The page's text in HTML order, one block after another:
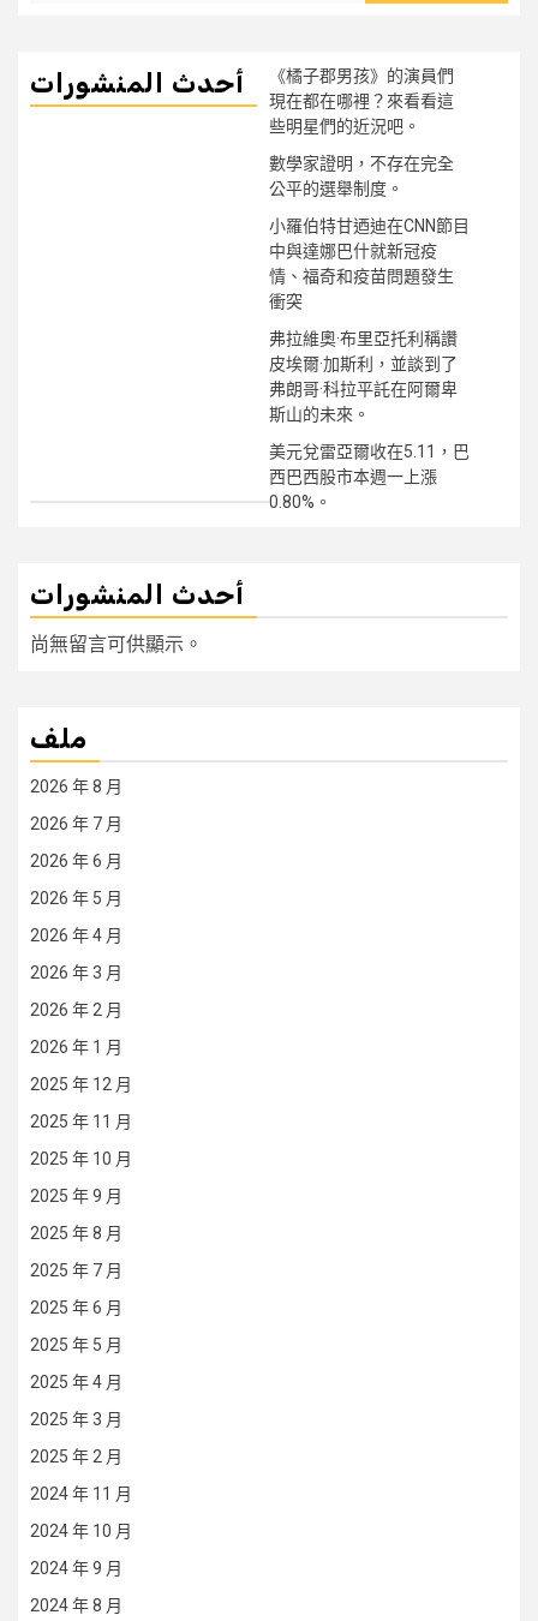
أحدث المنشورات
《橘子郡男孩》的演員們
現在都在哪裡？來看看這
些明星們的近況吧。
數學家證明，不存在完全
公平的選舉制度。
小羅伯特甘迺迪在CNN節目
中與達娜巴什就新冠疫
情、福奇和疫苗問題發生
衝突
弗拉維奧·布里亞托利稱讚
皮埃爾·加斯利，並談到了
弗朗哥·科拉平託在阿爾卑
斯山的未來。
美元兌雷亞爾收在5.11，巴
西巴西股市本週一上漲
0.80%。
أحدث المنشورات
尚無留言可供顯示。
ملف
2026 年 8 月
2026 年 7 月
2026 年 6 月
2026 年 5 月
2026 年 4 月
2026 年 3 月
2026 年 2 月
2026 年 1 月
2025 年 12 月
2025 年 11 月
2025 年 10 月
2025 年 9 月
2025 年 8 月
2025 年 7 月
2025 年 6 月
2025 年 5 月
2025 年 4 月
2025 年 3 月
2025 年 2 月
2024 年 11 月
2024 年 10 月
2024 年 9 月
2024 年 8 月